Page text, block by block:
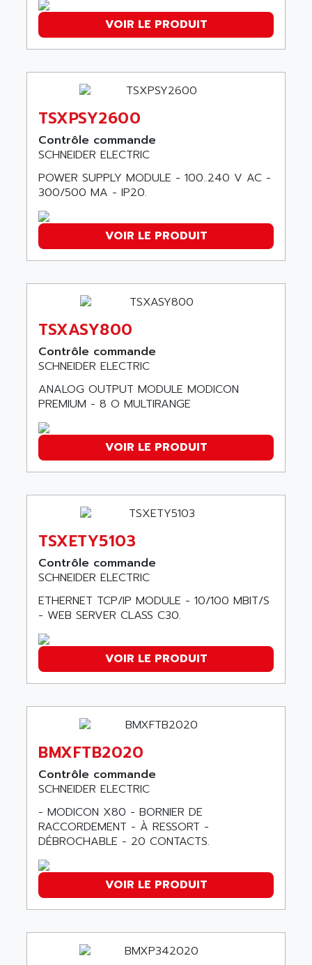
CMS
MOVIDYN
MOVITRAC
SERVVODYN
SE50
LTD12
MDLA
MDLS
ACMD2
ACM
PLS514
PLS510
PLS508
SERVOSTAR
SIMODRIVE 611
TSX MOMENTUM
NUM 760
NUM750
NUM750 / NUM760
ULTRA SERIES
INDUCTEL
C500
CQM1
CQM1H
RECTIVAR 4
ALTIVAR 16
ALTIVAR 66
MICROMASTER
SY/MAX
ADVANTYS
APRIL 3000
VT5000
VT3000
ADDA
ADDI DATA
ADEL SYSTEM
ADEPT
ADEPT TECHNOLOGY
ADES
ADETEC
ADISCOM
ADITEC
ADL EUROTECH
ADLEE POWERTRONIC
ADLINK TECHNOLOGY
ADMV
ADN
ADN PESAGE
ADTECH POWER INC
ADVANCE
ADVANCE HIVOLT
ADVANCE TAPES
ADVANCED ENERGY
ADVANCED MICRO DEVICES
ADVANCED MOTION CONTROLS
ADVANCED POWER TECHNOLOGY
ADVANCED UV
ADVANTEC
ADVANTECH
AE
AEE
AEEON
AEG
AEG MODICON
AEP
AERO - SHARP
VOIR LE PRODUIT
TSXPSY2600
Contrôle commande
SCHNEIDER ELECTRIC
POWER SUPPLY MODULE - 100..240 V AC -
300/500 MA - IP20.
VOIR LE PRODUIT
TSXASY800
Contrôle commande
SCHNEIDER ELECTRIC
ANALOG OUTPUT MODULE MODICON
PREMIUM - 8 O MULTIRANGE
VOIR LE PRODUIT
TSXETY5103
Contrôle commande
SCHNEIDER ELECTRIC
ETHERNET TCP/IP MODULE - 10/100 MBIT/S
- WEB SERVER CLASS C30.
VOIR LE PRODUIT
BMXFTB2020
Contrôle commande
SCHNEIDER ELECTRIC
- MODICON X80 - BORNIER DE
RACCORDEMENT - À RESSORT -
DÉBROCHABLE - 20 CONTACTS.
VOIR LE PRODUIT